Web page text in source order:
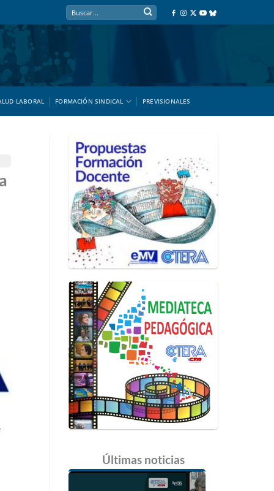
LABORAL FORMACIÓN SINDICAL PREVISIONALES
Últimas noticias